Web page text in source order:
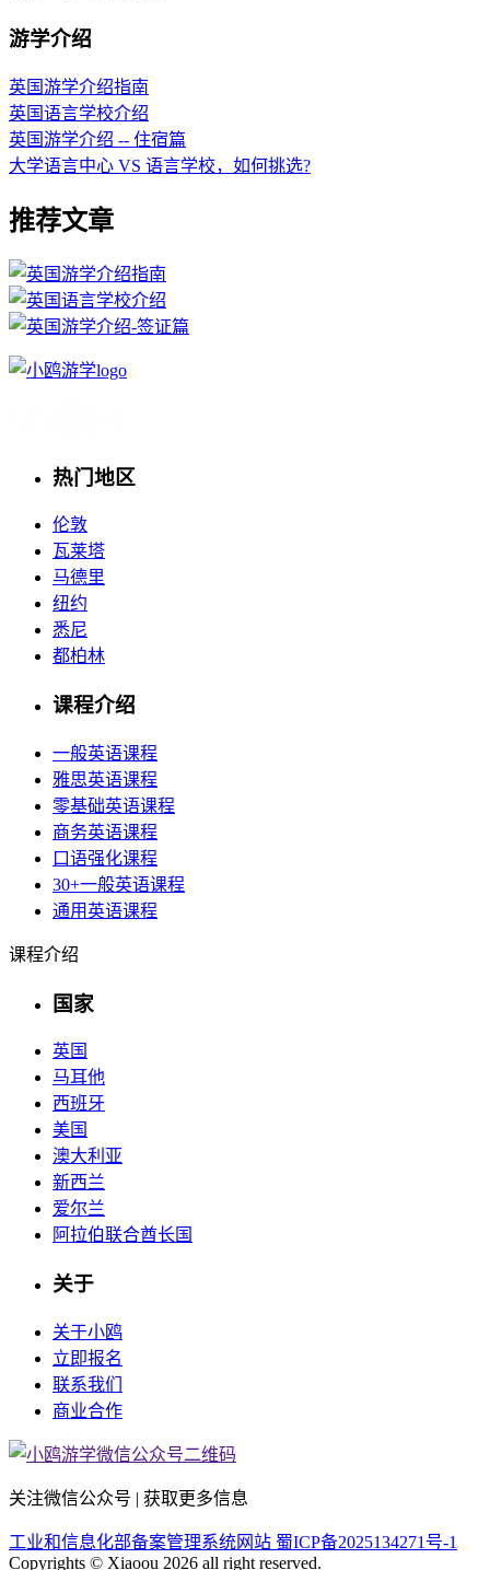
游学介绍
英国游学介绍指南
英国语言学校介绍
英国游学介绍 -- 住宿篇
大学语言中心 VS 语言学校，如何挑选?
推荐文章
热门地区
伦敦
瓦莱塔
马德里
纽约
悉尼
都柏林
课程介绍
一般英语课程
雅思英语课程
零基础英语课程
商务英语课程
口语强化课程
30+一般英语课程
通用英语课程
课程介绍
国家
英国
马耳他
西班牙
美国
澳大利亚
新西兰
爱尔兰
阿拉伯联合酋长国
关于
关于小鸥
立即报名
联系我们
商业合作
关注微信公众号 | 获取更多信息
工业和信息化部备案管理系统网站 蜀ICP备2025134271号-1
Copyrights © Xiaoou 2026 all right reserved.